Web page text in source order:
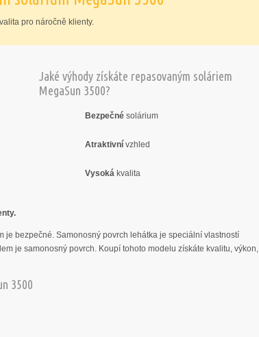
pro náročně klienty.
Jaké výhody získáte repasovaným soláriem
MegaSun 3500?
Bezpečnésolárium
Atraktivnívzhled
Vysokákvalita
je bezpečné. Samonosný povrch lehátka je speciální vlastností
je samonosný povrch. Koupí tohoto modelu získáte kvalitu, výkon,
3500